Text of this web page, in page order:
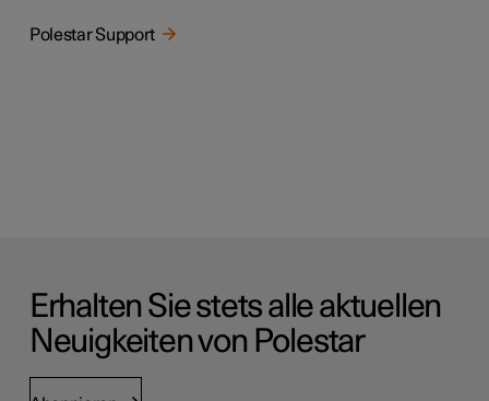
Polestar Support
Erhalten Sie stets alle aktuellen
Neuigkeiten von Polestar